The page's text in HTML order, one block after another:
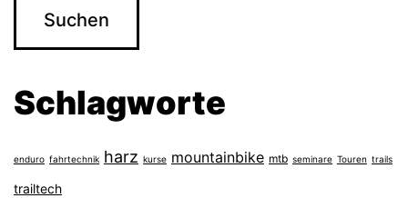
Schlagworte
enduro fahrtechnik harz kurse mountainbike mtb seminare Touren trails
trailtech